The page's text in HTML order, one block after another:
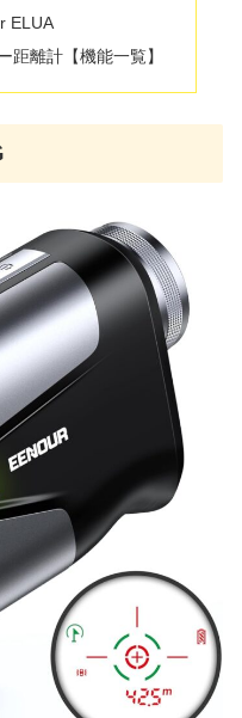
ELUA
距離計【機能一覧】